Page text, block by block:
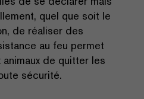
quel que soit le
de réaliser des
au feu permet
animaux de quitter les
sécurité.